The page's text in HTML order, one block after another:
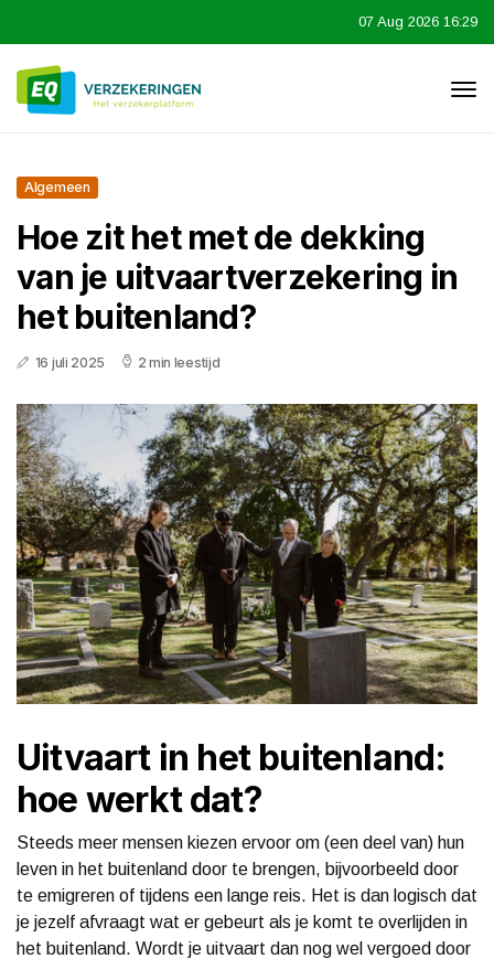
07 Aug 2026 16:29
Algemeen
Hoe zit het met de dekking
van je uitvaartverzekering in
het buitenland?
16 juli 2025 2 min leestijd
Uitvaart in het buitenland:
hoe werkt dat?
Steeds meer mensen kiezen ervoor om (een deel van) hun
leven in het buitenland door te brengen, bijvoorbeeld door
te emigreren of tijdens een lange reis. Het is dan logisch dat
je jezelf afvraagt wat er gebeurt als je komt te overlijden in
het buitenland. Wordt je uitvaart dan nog wel vergoed door